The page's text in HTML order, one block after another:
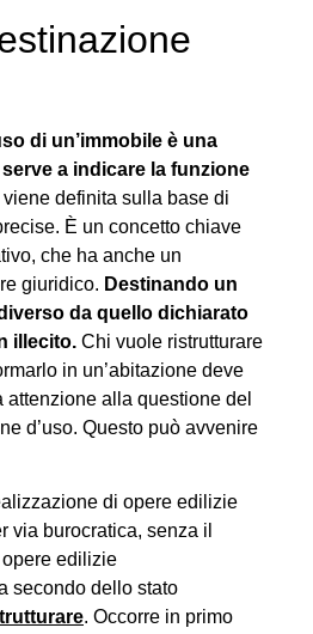
di un’immobile è una
a indicare la funzione
viene definita sulla base di
È un concetto chiave
che ha anche un
giuridico. Destinando un
da quello dichiarato
illecito. Chi vuole ristrutturare
in un’abitazione deve
attenzione alla questione del
d’uso. Questo può avvenire
di opere edilizie
via burocratica, senza il
edilizie
secondo dello stato
. Occorre in primo